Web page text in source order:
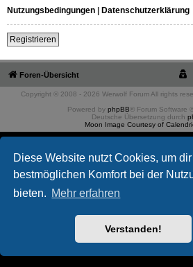
Diese Website nutzt Cookies, um
bestmöglichen Komfort bei der
bieten. Mehr erfahren
Verstanden!
Nutzungsbedingungen | Datenschutzerklärung
Registrieren
Foren-Übersicht
Copyright © 2008 - 2026 Werwolf Forum All rights
Powered by phpBB ® Forum Software
Deutsche Übersetzung durch
Moon Image Courtesy of